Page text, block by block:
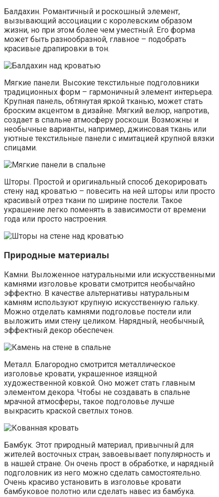
Балдахин. Романтичный и роскошный элемент,
вызывающий ассоциации с королевским образом
жизни, но при этом более чем уместный. Его форма
может быть разнообразной, главное – подобрать
красивые драпировки в тон.
Мягкие панели. Высокие текстильные подголовники
традиционных форм – гармоничный элемент интерьера.
Крупная панель, обтянутая яркой тканью, может стать
броским акцентом в дизайне. Мягкий велюр, напротив,
создает в спальне атмосферу роскоши. Возможны и
необычные варианты, например, джинсовая ткань или
уютные текстильные панели с имитацией крупной вязки
спицами.
Шторы. Простой и оригинальный способ декорировать
стену над кроватью – повесить на ней шторы или просто
красивый отрез ткани по ширине постели. Такое
украшение легко поменять в зависимости от времени
года или просто настроения.
Природные материалы
Камни. Выложенное натуральными или искусственными
камнями изголовье кровати смотрится необычайно
эффектно. В качестве альтернативы натуральным
камням используют крупную искусственную гальку.
Можно отделать камнями подголовье постели или
выложить ими стену целиком. Нарядный, необычный,
эффектный декор обеспечен.
Металл. Благородно смотрится металлическое
изголовье кровати, украшенное изящной
художественной ковкой. Оно может стать главным
элементом декора. Чтобы не создавать в спальне
мрачной атмосферы, такое подголовье лучше
выкрасить краской светлых тонов.
Бамбук. Этот природный материал, привычный для
жителей восточных стран, завоевывает популярность и
в нашей стране. Он очень прост в обработке, и нарядный
подголовник из него можно сделать самостоятельно.
Очень красиво установить в изголовье кровати
бамбуковое полотно или сделать навес из бамбука.